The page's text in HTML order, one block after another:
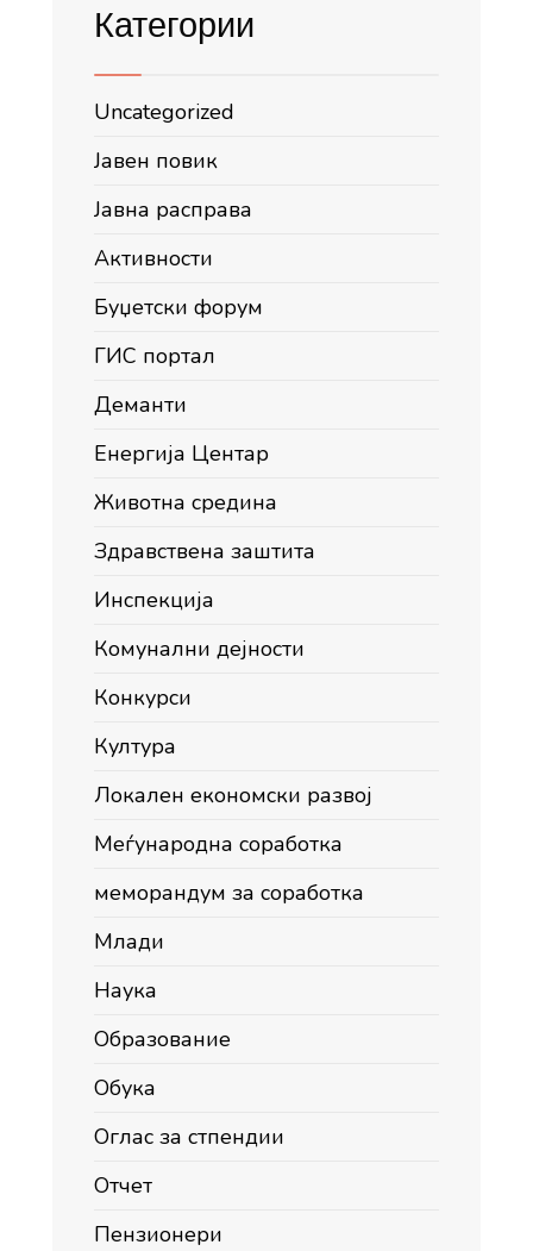
Категории
Uncategorized
Јавен повик
Јавна расправа
Активности
Буџетски форум
ГИС портал
Деманти
Енергија Центар
Животна средина
Здравствена заштита
Инспекција
Комунални дејности
Конкурси
Култура
Локален економски развој
Меѓународна соработка
меморандум за соработка
Млади
Наука
Образование
Обука
Оглас за стпендии
Отчет
Пензионери